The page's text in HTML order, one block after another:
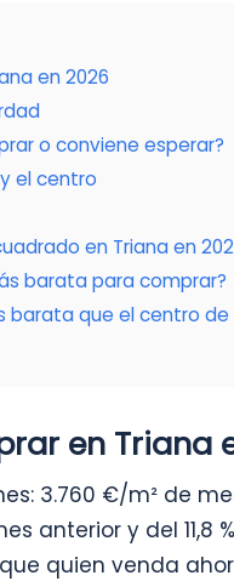
en 2026
o conviene esperar?
el centro
en Triana en
barata para comprar?
barata que el centro de
en Triana
3.760 €/m² de
anterior y del 11,8
quien venda